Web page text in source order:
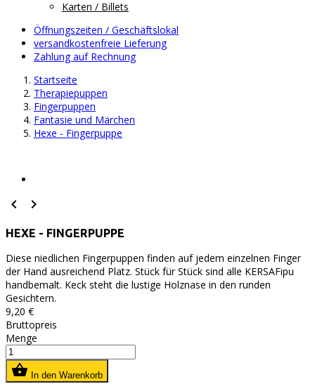
Karten / Billets
Öffnungszeiten / Geschäftslokal
versandkostenfreie Lieferung
Zahlung auf Rechnung
Startseite
Therapiepuppen
Fingerpuppen
Fantasie und Märchen
Hexe - Fingerpuppe
 
HEXE - FINGERPUPPE
Diese niedlichen Fingerpuppen finden auf jedem einzelnen Finger
der Hand ausreichend Platz. Stück für Stück sind alle KERSAFipu
handbemalt. Keck steht die lustige Holznase in den runden
Gesichtern.
9,20 €
Bruttopreis
Menge
 In den Warenkorb